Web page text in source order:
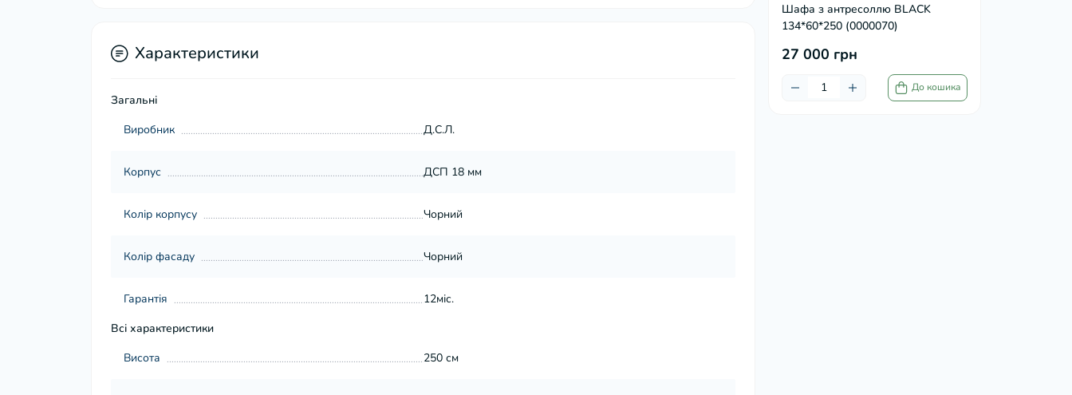
Шафа з антресоллю BLACK
134*60*250 (0000070)
27 000 грн
До кошика
Характеристики
Загальні
Виробник
Д.С.Л.
Корпус ДСП 18 мм
Колір корпусу Чорний
Колір фасаду Чорний
Гарантія
12міс.
Всі характеристики
Висота
250 см